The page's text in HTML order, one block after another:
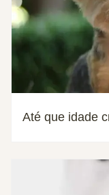
Até que idade